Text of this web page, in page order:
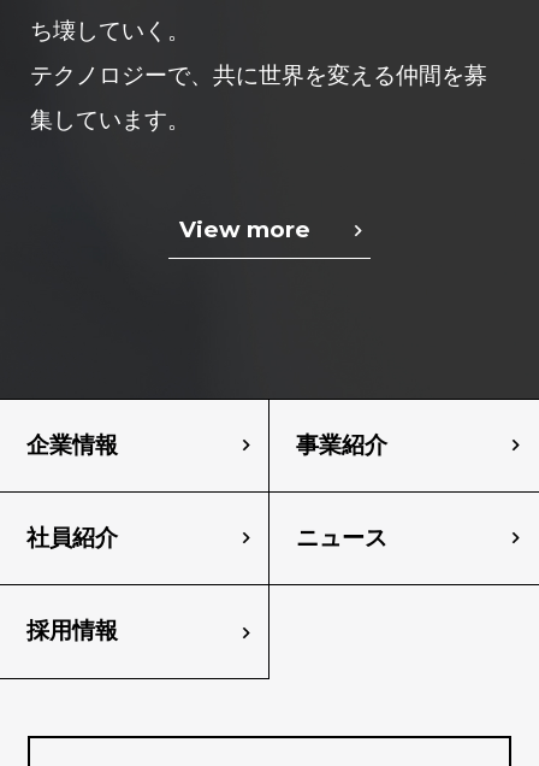
ち壊していく。
テクノロジーで、共に世界を変える仲間を募
集しています。
View more
企業情報 事業紹介
社員紹介 ニュース
採用情報